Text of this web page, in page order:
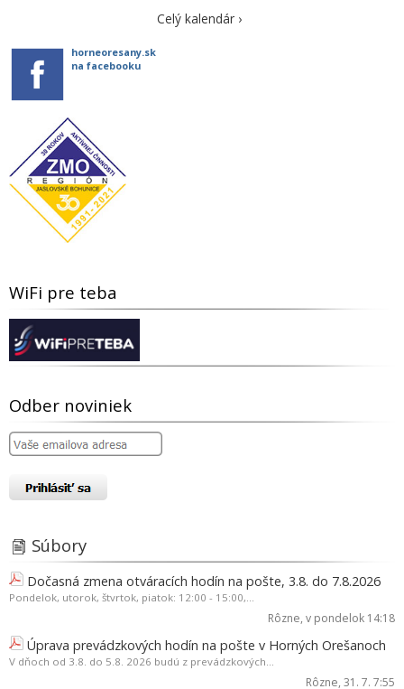
Celý kalendár ›
horneoresany.sk
na facebooku
WiFi pre teba
Odber noviniek
Súbory
Dočasná zmena otváracích hodín na pošte, 3.8. do 7.8.2026
Pondelok, utorok, štvrtok, piatok: 12:00 - 15:00,...
Rôzne, v pondelok 14:18
Úprava prevádzkových hodín na pošte v Horných Orešanoch
V dňoch od 3.8. do 5.8. 2026 budú z prevádzkových...
Rôzne, 31. 7. 7:55